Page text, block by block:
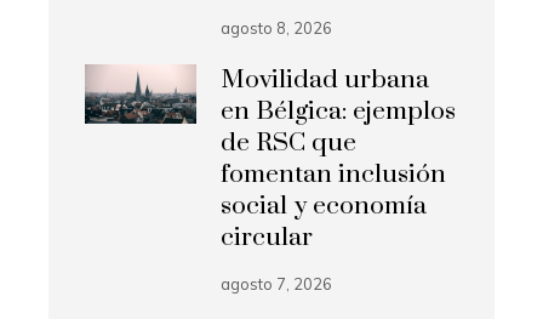
agosto 8, 2026
Movilidad urbana
en Bélgica: ejemplos
de RSC que
fomentan inclusión
social y economía
circular
agosto 7, 2026